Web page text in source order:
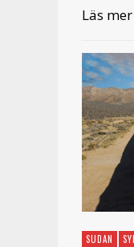
Läs mer
SUDAN